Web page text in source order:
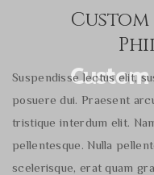
Suspendisse lectus elit,
posuere dui. Praesent
tristique interdum elit.
pellentesque. Nulla
scelerisque, erat quam